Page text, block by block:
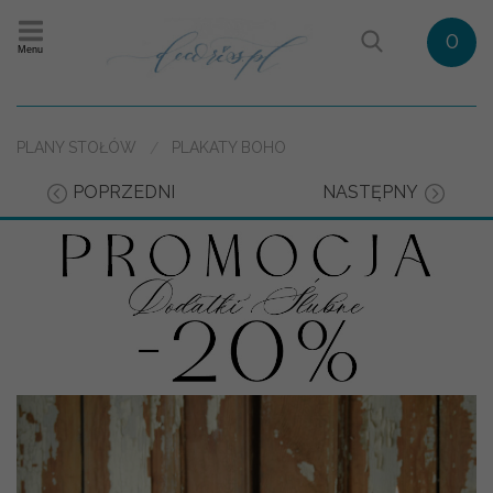
Menu 0
PLANY STOŁÓW PLAKATY BOHO
POPRZEDNI NASTĘPNY